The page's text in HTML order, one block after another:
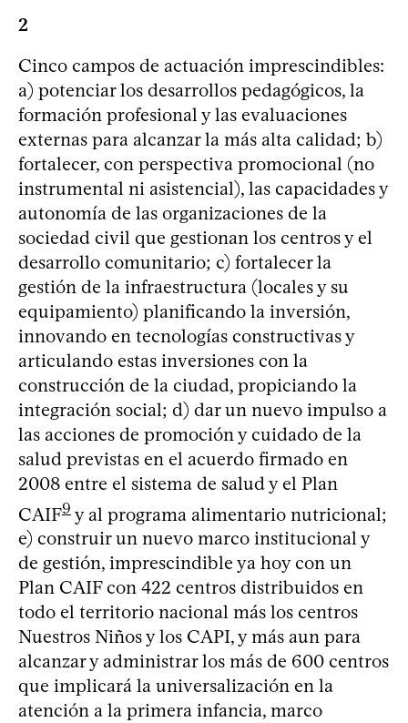
2
Cinco campos de actuación imprescindibles:
a) potenciar los desarrollos pedagógicos, la
formación profesional y las evaluaciones
externas para alcanzar la más alta calidad; b)
fortalecer, con perspectiva promocional (no
instrumental ni asistencial), las capacidades y
autonomía de las organizaciones de la
sociedad civil que gestionan los centros y el
desarrollo comunitario; c) fortalecer la
gestión de la infraestructura (locales y su
equipamiento) planificando la inversión,
innovando en tecnologías constructivas y
articulando estas inversiones con la
construcción de la ciudad, propiciando la
integración social; d) dar un nuevo impulso a
las acciones de promoción y cuidado de la
salud previstas en el acuerdo firmado en
2008 entre el sistema de salud y el Plan
CAIF9 y al programa alimentario nutricional;
e) construir un nuevo marco institucional y
de gestión, imprescindible ya hoy con un
Plan CAIF con 422 centros distribuidos en
todo el territorio nacional más los centros
Nuestros Niños y los CAPI, y más aun para
alcanzar y administrar los más de 600 centros
que implicará la universalización en la
atención a la primera infancia, marco